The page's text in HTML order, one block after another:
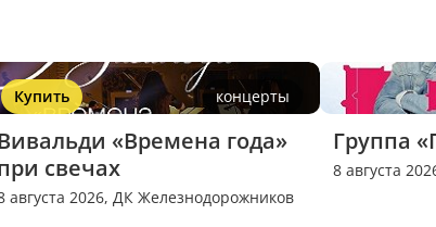
Купить концерты
«Времена года»
свечах
августа 2026,ДК Железнодорожников
Группа
8 августа